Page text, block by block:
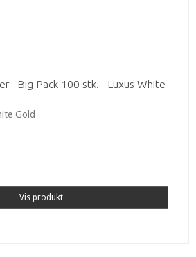
- Big Pack 100 stk. - Luxus White
Gold
Vis produkt